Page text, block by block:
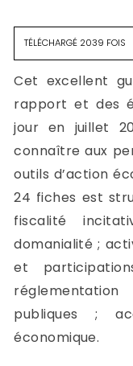
TÉLÉCHARGÉ 2039 FOIS
Cet excellent
rapport et des
jour en juillet
connaître aux
outils d’action
24 fiches est
fiscalité
domanialité ;
et
publiques ;
économique.